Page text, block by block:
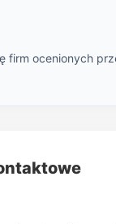
ocenionych